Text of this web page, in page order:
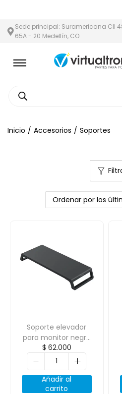
Sede principal: Suramericana Cll
65A - 20 Medellín, CO
Inicio / Accesorios / Soportes
Soporte elevador
para monitor negro
ORICO-HSQ-M1-BK-
BP
$ 62.000
Añadir al
carrito